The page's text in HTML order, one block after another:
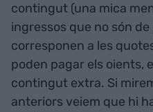
contingut (una mica
ingressos que no són
corresponen a les
poden pagar els oients,
contingut extra. Si
anteriors veiem que hi